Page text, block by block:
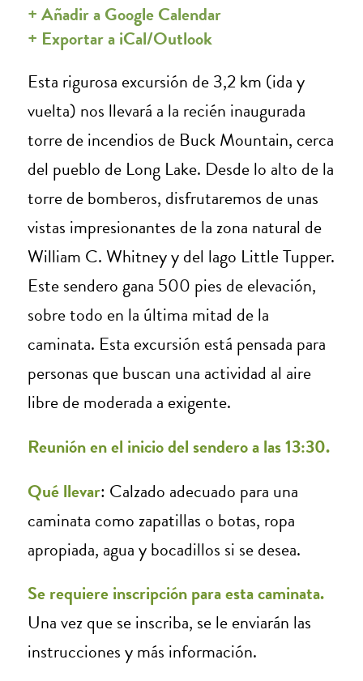
+ Añadir a Google Calendar
+ Exportar a iCal/Outlook
Esta rigurosa excursión de 3,2 km (ida y
vuelta) nos llevará a la recién inaugurada
torre de incendios de Buck Mountain, cerca
del pueblo de Long Lake. Desde lo alto de la
torre de bomberos, disfrutaremos de unas
vistas impresionantes de la zona natural de
William C. Whitney y del lago Little Tupper.
Este sendero gana 500 pies de elevación,
sobre todo en la última mitad de la
caminata. Esta excursión está pensada para
personas que buscan una actividad al aire
libre de moderada a exigente.
Reunión en el inicio del sendero a las 13:30.
Qué llevar: Calzado adecuado para una
caminata como zapatillas o botas, ropa
apropiada, agua y bocadillos si se desea.
Se requiere inscripción para esta caminata.
Una vez que se inscriba, se le enviarán las
instrucciones y más información.